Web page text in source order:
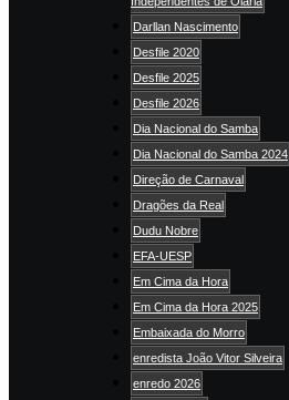
Darllan Nascimento
Desfile 2020
Desfile 2025
Desfile 2026
Dia Nacional do Samba
Dia Nacional do Samba 2024
Direção de Carnaval
Dragões da Real
Dudu Nobre
EFA-UESP
Em Cima da Hora
Em Cima da Hora 2025
Embaixada do Morro
enredista João Vitor Silveira
enredo 2026